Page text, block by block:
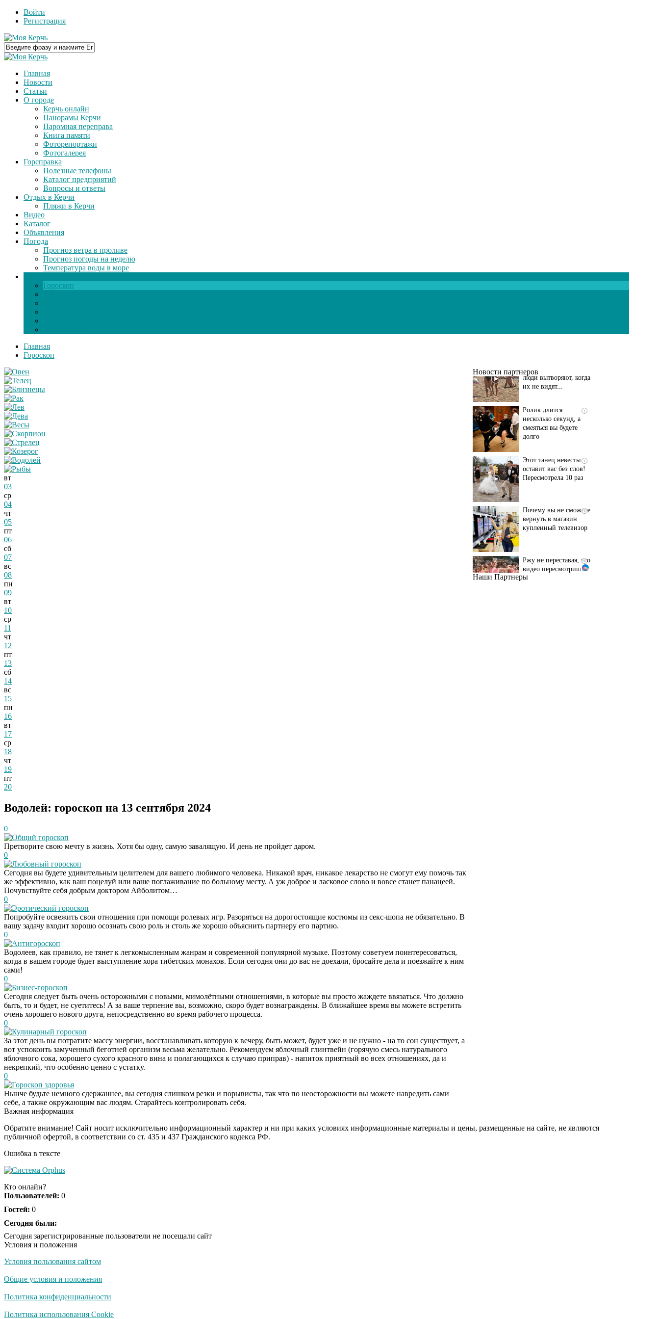
Войти
Регистрация
Главная
Новости
Статьи
О городе
Керчь онлайн
Панорамы Керчи
Паромная переправа
Книга памяти
Фоторепортажи
Фотогалерея
Горсправка
Полезные телефоны
Каталог предприятий
Вопросы и ответы
Отдых в Керчи
Пляжи в Керчи
Видео
Каталог
Объявления
Погода
Прогноз ветра в проливе
Прогноз погоды на неделю
Температура воды в море
Гороскоп
Главная
Гороскоп
вт
03
ср
04
чт
05
пт
06
сб
07
вс
08
пн
09
вт
10
ср
11
чт
12
пт
13
сб
14
вс
15
пн
16
вт
17
ср
18
чт
19
пт
20
Водолей: гороскоп на 13 сентября 2024
0
Общий гороскоп
Претворите свою мечту в жизнь. Хотя бы одну, самую завалящую. И день не пройдет даром.
0
Любовный гороскоп
Сегодня вы будете удивительным целителем для вашего любимого человека. Никакой врач, никакое лекарство не смогут ему помочь так
же эффективно, как ваш поцелуй или ваше поглаживание по больному месту. А уж доброе и ласковое слово и вовсе станет панацеей.
Почувствуйте себя добрым доктором Айболитом…
0
Эротический гороскоп
Попробуйте освежить свои отношения при помощи ролевых игр. Разоряться на дорогостоящие костюмы из секс-шопа не обязательно. В
вашу задачу входит хорошо осознать свою роль и столь же хорошо объяснить партнеру его партию.
0
Антигороскоп
Водолеев, как правило, не тянет к легкомысленным жанрам и современной популярной музыке. Поэтому советуем поинтересоваться,
когда в вашем городе будет выступление хора тибетских монахов. Если сегодня они до вас не доехали, бросайте дела и поезжайте к ним
сами!
0
Бизнес-гороскоп
Сегодня следует быть очень осторожными с новыми, мимолётными отношениями, в которые вы просто жаждете ввязаться. Что должно
быть, то и будет, не суетитесь! А за ваше терпение вы, возможно, скоро будет вознаграждены. В ближайшее время вы можете встретить
очень хорошего нового друга, непосредственно во время рабочего процесса.
0
Кулинарный гороскоп
За этот день вы потратите массу энергии, восстанавливать которую к вечеру, быть может, будет уже и не нужно - на то сон существует, а
вот успокоить замученный беготней организм весьма желательно. Рекомендуем яблочный глинтвейн (горячую смесь натурального
яблочного сока, хорошего сухого красного вина и полагающихся к случаю приправ) - напиток приятный во всех отношениях, да и
некрепкий, что особенно ценно с устатку.
0
Гороскоп здоровья
Нынче будьте немного сдержаннее, вы сегодня слишком резки и порывисты, так что по неосторожности вы можете навредить сами
себе, а также окружающим вас людям. Старайтесь контролировать себя.
Новости партнеров
i
Ролик длится
несколько секунд, а
долго
Этот танец невесты
оставит вас без слов!
Почему вы не сможете
i
Ржу не переставая, это
Ролик длится пару
Наши Партнеры
Важная информация
Обратите внимание! Сайт носит исключительно информационный характер и ни при каких условиях информационные материалы и цены, размещенные на сайте, не являются
публичной офертой, в соответствии со ст. 435 и 437 Гражданского кодекса РФ.
Ошибка в тексте
Кто онлайн?
Пользователей: 0
Гостей: 0
Сегодня были:
Сегодня зарегистрированные пользователи не посещали сайт
Условия и положения
Условия пользования сайтом
Общие условия и положения
Политика конфиденциальности
Политика использования Cookie